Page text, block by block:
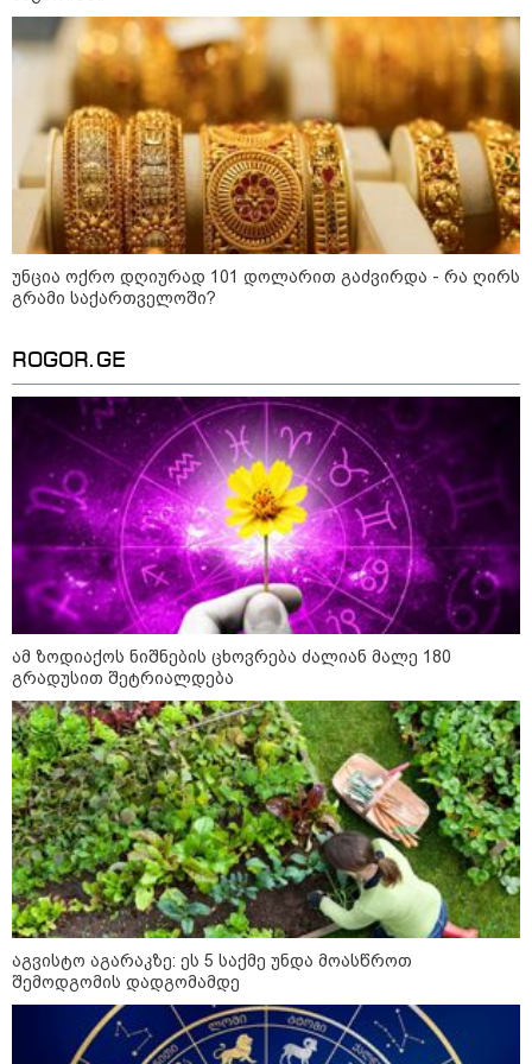
"ბრალდებულები თვითმფრინავში,
ორი მგზავრის კუთვნილ 7 800 აშშ
დოლარსა და 4 450 ევროს
მართლსაწინააღმდეგოდ
დაეუფლნენ" - დანაშაულის რა
დეტალები ხდება ცნობილი?
"ნახეთ ვიდეო! მთხოვენ, წავყვე
ბნელ ადგილას, რომ დანა
დამარტყან" - მეტეოროლოგი კობა
ფარტენაძე ფარულად
გადაღებულ კადრებს აქვეყნებს
ვრცელდება ემოციური კადრები -
გადაარჩინა, ცოცხალი იპოვეს:
ცნობილია მისი ვინაობა
24 წლის ფეხბურთელს თამაშის
დროს ელვამ დაარტყა -
ტრაგიკული მომენტის ამსახველი
კადრები ტაილანდიდან მედიაში
ვრცელდება
პოლიტიკა
უნცია ოქრო დღიურად 101 დოლარით გაძვირდა - რა ღირს
გრამი საქართველოში?
ROGOR.GE
ამ ზოდიაქოს ნიშნების ცხოვრება ძალიან მალე 180
გრადუსით შეტრიალდება
აგვისტო აგარაკზე: ეს 5 საქმე უნდა მოასწროთ
შემოდგომის დადგომამდე